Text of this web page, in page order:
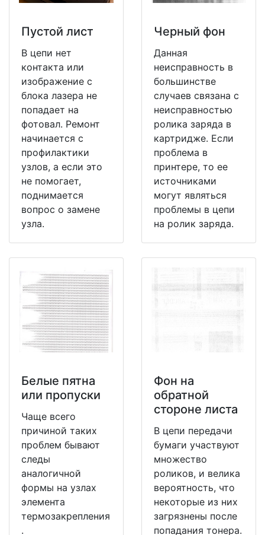
Пустой лист
В цепи нет
контакта или
изображение с
блока лазера не
попадает на
фотовал. Ремонт
начинается с
профилактики
узлов, а если это
не помогает,
поднимается
вопрос о замене
узла.
Черный фон
Данная
неисправность в
большинстве
случаев связана с
неисправностью
ролика заряда в
картридже. Если
проблема в
принтере, то ее
источниками
могут являться
проблемы в цепи
на ролик заряда.
Белые пятна
или пропуски
Чаще всего
причиной таких
проблем бывают
следы
аналогичной
формы на узлах
элемента
термозакрепления
.
Фон на
обратной
стороне листа
В цепи передачи
бумаги участвуют
множество
роликов, и велика
вероятность, что
некоторые из них
загрязнены после
попадания тонера.